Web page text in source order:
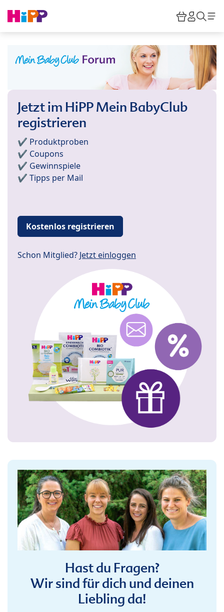
HiPP
Jetzt im HiPP Mein BabyClub
registrieren
✔️ Produktproben
✔️ Coupons
✔️ Gewinnspiele
✔️ Tipps per Mail
Kostenlos registrieren
Schon Mitglied? Jetzt einloggen
Hast du Fragen?
Wir sind für dich und deinen
Liebling da!